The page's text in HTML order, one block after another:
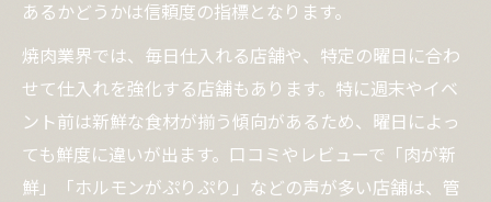
あるかどうかは信頼度の指標となります。
焼肉業界では、毎日仕入れる店舗や、特定の曜日に合わ
せて仕入れを強化する店舗もあります。特に週末やイベ
ント前は新鮮な食材が揃う傾向があるため、曜日によっ
ても鮮度に違いが出ます。口コミやレビューで「肉が新
鮮」「ホルモンがぷりぷり」などの声が多い店舗は、管